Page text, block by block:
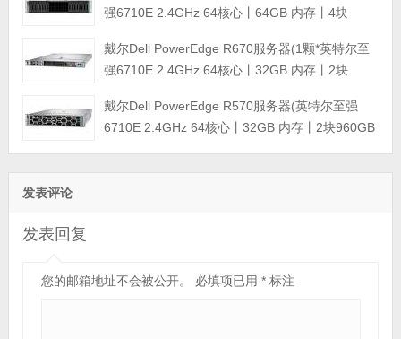
强6710E 2.4GHz 64核心丨64GB 内存丨4块
800W双电源丨三年保修)戴尔Dell PowerEdge R670服务器(1颗*英特尔至
强6710E 2.4GHz 64核心丨32GB 内存丨2块
800W双电源丨三年保修)戴尔Dell PowerEdge R570服务器(英特尔至强
6710E 2.4GHz 64核心丨32GB 内存丨2块960GB
发表评论
发表回复
您的邮箱地址不会被公开。 必填项已用 *标注